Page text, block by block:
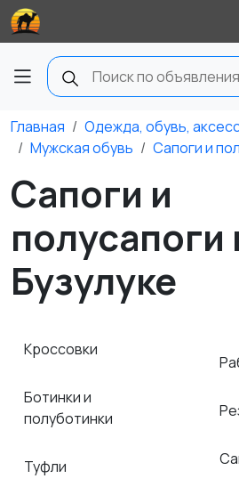
Главная
Одежда, обувь,
Мужская обувь
Сапоги и
Сапоги и
полусапоги
Бузулуке
Кроссовки
Ботинки и
полуботинки
Туфли